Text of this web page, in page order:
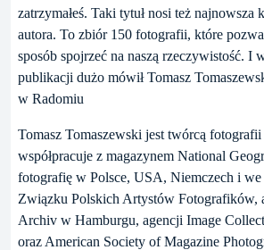
zatrzymałeś. Taki tytuł nosi też najnowsza
autora. To zbiór 150 fotografii, które
sposób spojrzeć na naszą rzeczywistość. I
publikacji dużo mówił Tomasz
w Radomiu
Tomasz Tomaszewski jest twórcą
współpracuje z magazynem National
fotografię w Polsce, USA, Niemczech i we
Związku Polskich Artystów Fotografików,
Archiv w Hamburgu, agencji Image
oraz American Society of Magazine